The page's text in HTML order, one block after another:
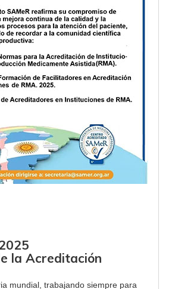
la Acreditación
mundial, trabajando siempre para